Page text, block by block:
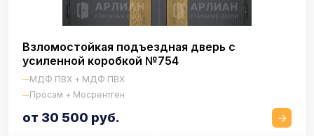
Взломостойкая подъездная дверь с
усиленной коробкой №754
МДФ ПВХ + МДФ ПВХ
Просам + Мосрентген
от 30 500 руб.